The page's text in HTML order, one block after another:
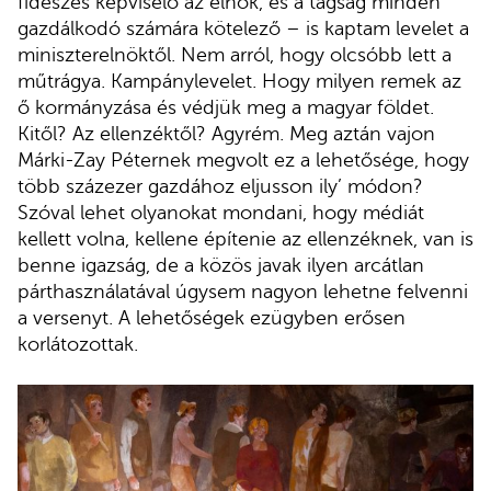
gazdálkodó számára kötelező – is kaptam levelet a
miniszterelnöktől. Nem arról, hogy olcsóbb lett a
műtrágya. Kampánylevelet. Hogy milyen remek az
ő kormányzása és védjük meg a magyar földet.
Kitől? Az ellenzéktől? Agyrém. Meg aztán vajon
Márki-Zay Péternek megvolt ez a lehetősége, hogy
több százezer gazdához eljusson ily’ módon?
Szóval lehet olyanokat mondani, hogy médiát
kellett volna, kellene építenie az ellenzéknek, van is
benne igazság, de a közös javak ilyen arcátlan
párthasználatával úgysem nagyon lehetne felvenni
a versenyt. A lehetőségek ezügyben erősen
korlátozottak.